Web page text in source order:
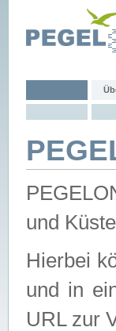
und
Hierbei
und in
URL zur